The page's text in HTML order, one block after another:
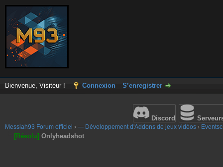
Bienvenue, Visiteur ! Connexion S’enregistrer
Discord
Messiah93 Forum officiel › — Développement d'Addons de jeux vidéos ›
[Résolu] Onlyheadshot